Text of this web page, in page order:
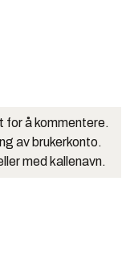
å kommentere.
av brukerkonto.
med kallenavn.